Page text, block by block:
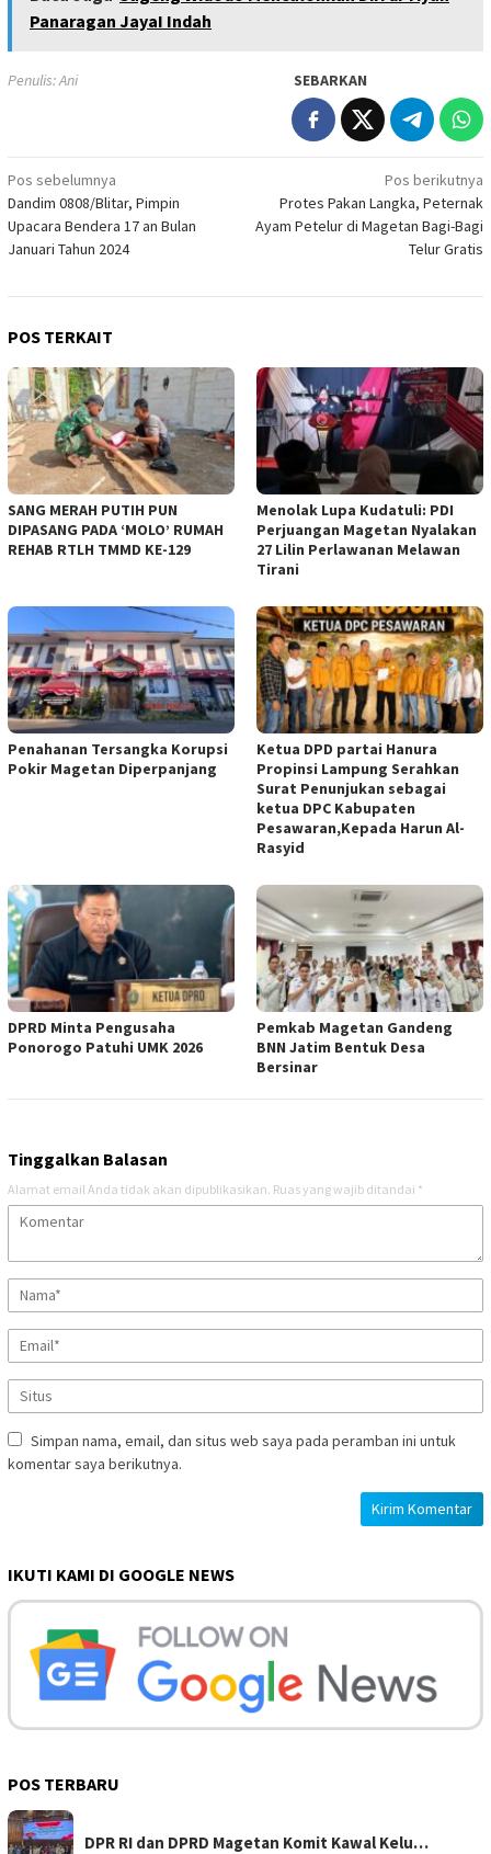
Panaragan JayaI Indah
Penulis: Ani SEBARKAN
Navigasi
pos
Pos sebelumnya
Dandim 0808/Blitar, Pimpin
Upacara Bendera 17 an Bulan
Januari Tahun 2024
Pos berikutnya
Protes Pakan Langka, Peternak
Ayam Petelur di Magetan Bagi-Bagi
Telur Gratis
POS TERKAIT
SANG MERAH PUTIH PUN
DIPASANG PADA ‘MOLO’ RUMAH
REHAB RTLH TMMD KE-129
Menolak Lupa Kudatuli: PDI
Perjuangan Magetan Nyalakan
27 Lilin Perlawanan Melawan
Tirani
Penahanan Tersangka Korupsi
Pokir Magetan Diperpanjang
Ketua DPD partai Hanura
Propinsi Lampung Serahkan
Surat Penunjukan sebagai
ketua DPC Kabupaten
Pesawaran,Kepada Harun Al-
Rasyid
DPRD Minta Pengusaha
Ponorogo Patuhi UMK 2026
Pemkab Magetan Gandeng
BNN Jatim Bentuk Desa
Bersinar
Tinggalkan Balasan
Alamat email Anda tidak akan dipublikasikan. Ruas yang wajib ditandai *
Simpan nama, email, dan situs web saya pada peramban ini untuk
komentar saya berikutnya.
IKUTI KAMI DI GOOGLE NEWS
POS TERBARU
DPR RI dan DPRD Magetan Komit Kawal Kelu…